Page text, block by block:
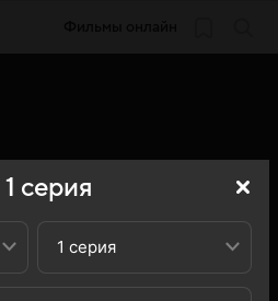
1 серия
1 серия